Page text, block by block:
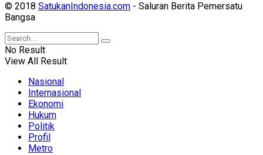
© 2018 SatukanIndonesia.com - Saluran Berita Pemersatu
Bangsa
No Result
View All Result
Nasional
Internasional
Ekonomi
Hukum
Politik
Profil
Metro